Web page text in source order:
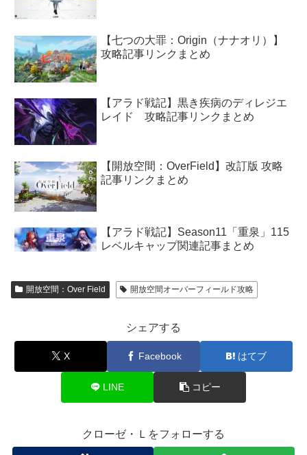
【七つの大罪：Origin（ナナオリ）】
攻略記事リンクまとめ
【アラド戦記】黒き疾病のディレジエ
レイド 攻略記事リンクまとめ
【開放空間：OverField】改訂版 攻略
記事リンクまとめ
【アラド戦記】Season11「重泉」115
レベルキャップ関連記事まとめ
開放空間：Over Field 開放空間オーバーフィールド攻略
シェアする
X Facebook はてブ
LINE コピー
クローゼ・Ｌをフォローする